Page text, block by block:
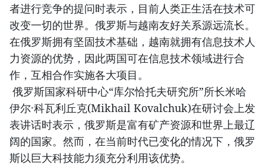
者进行竞争的提问时表示，目前人类正生活在技术可
改变一切的世界。俄罗斯与越南友好关系源远流长。
在俄罗斯拥有坚固技术基础，越南就拥有信息技术人
力资源的优势，因此两国可在信息技术领域进行合
作，互相合作实施各大项目。
俄罗斯国家科研中心“库尔恰托夫研究所”所长米哈
伊尔·科瓦利丘克(Mikhail Kovalchuk)在研讨会上发
表讲话时表示，俄罗斯是富有矿产资源和世界上最辽
阔的国家。然而，在当前时代已变化的情况下，俄罗
斯以巨大科技能力须充分利用该优势。